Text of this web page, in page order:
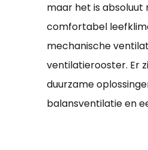
maar het is absoluut
comfortabel
mechanische
ventilatierooster. Er
duurzame
balansventilatie en